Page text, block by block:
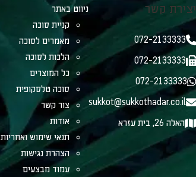
יצירת קשר
072-2133333
072-2133333
072-2133333
sukkot@sukkothadar.co.il
האלה 26, בית עזרא
ניווט באתר
קניית סוכה
מאמרים לסוכה
הלכות לסוכה
כל המוצרים
סוכה טלסקופית
צור קשר
אודות
תנאי שימוש ואחריות
הצהרת נגישות
עמוד מבצעים